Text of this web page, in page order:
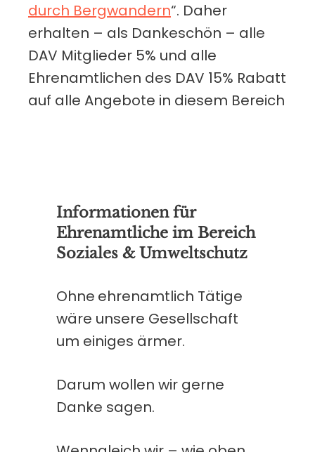
durch Bergwandern“. Daher
erhalten – als Dankeschön – alle
DAV Mitglieder 5% und alle
Ehrenamtlichen des DAV 15% Rabatt
auf alle Angebote in diesem Bereich
Informationen für
Ehrenamtliche im Bereich
Soziales & Umweltschutz
Ohne ehrenamtlich Tätige
wäre unsere Gesellschaft
um einiges ärmer.
Darum wollen wir gerne
Danke sagen.